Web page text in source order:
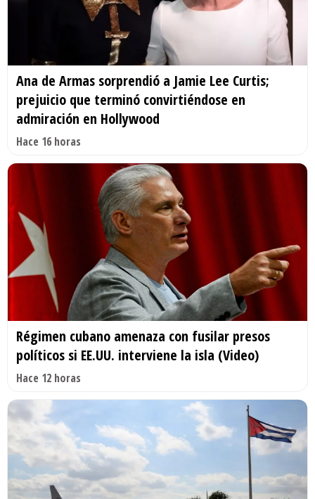
Ana de Armas sorprendió a Jamie Lee Curtis;
prejuicio que terminó convirtiéndose en
admiración en Hollywood
Hace 16 horas
Régimen cubano amenaza con fusilar presos
políticos si EE.UU. interviene la isla (Video)
Hace 12 horas